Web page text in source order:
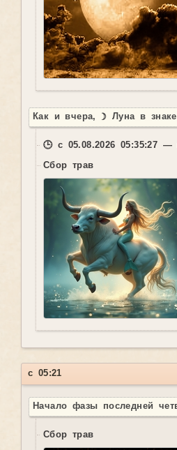
Как и вчера, ☽ Луна в
🕒 с 05.08.2026 05:35:27 —
Сбор трав
с 05:21
Начало фазы последней
Сбор трав